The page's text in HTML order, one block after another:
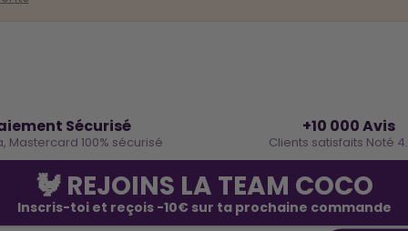
Sécurisé
Mastercard 100% sécurisé
+10 000 Avis
Clients satisfaits Noté
🐓 REJOINS LA TEAM COCO
Inscris-toi et reçois -10€ sur ta prochaine commande